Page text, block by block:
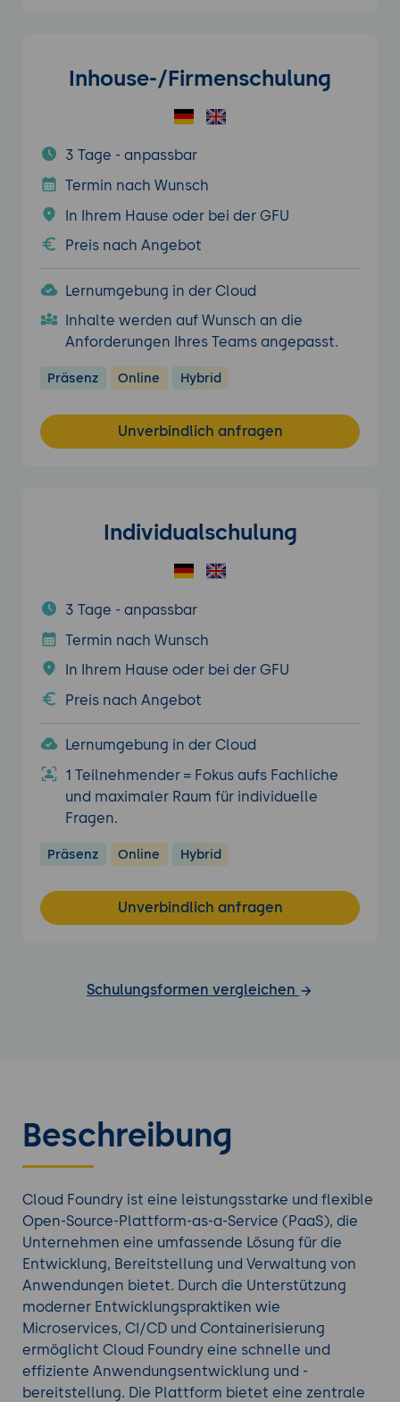
Inhouse-/Firmenschulung
3 Tage - anpassbar
Termin nach Wunsch
In Ihrem Hause oder bei der GFU
Preis nach Angebot
Lernumgebung in der Cloud
Inhalte werden auf Wunsch an die
Anforderungen Ihres Teams angepasst.
Präsenz Online Hybrid
Unverbindlich anfragen
Individualschulung
3 Tage - anpassbar
Termin nach Wunsch
In Ihrem Hause oder bei der GFU
Preis nach Angebot
Lernumgebung in der Cloud
1 Teilnehmender = Fokus aufs Fachliche
und maximaler Raum für individuelle
Fragen.
Präsenz Online Hybrid
Unverbindlich anfragen
Schulungsformen vergleichen
Beschreibung
Cloud Foundry ist eine leistungsstarke und flexible
Open-Source-Plattform-as-a-Service (PaaS), die
Unternehmen eine umfassende Lösung für die
Entwicklung, Bereitstellung und Verwaltung von
Anwendungen bietet. Durch die Unterstützung
moderner Entwicklungspraktiken wie
Microservices, CI/CD und Containerisierung
ermöglicht Cloud Foundry eine schnelle und
effiziente Anwendungsentwicklung und -
bereitstellung. Die Plattform bietet eine zentrale